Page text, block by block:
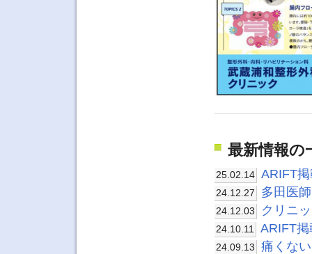
最新情報の
25.02.14 ARIFT
24.12.27 多田医
24.12.03 クリニ
24.10.11 ARIFT
24.09.13
痛くな